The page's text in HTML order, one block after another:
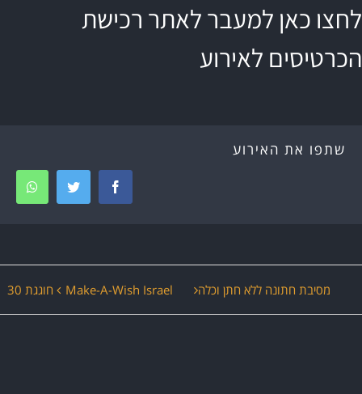
לחצו כאן למעבר לאתר רכישת
הכרטיסים לאירוע
שתפו את האירוע
Facebook
Twitter
ניווט
מסיבת חתונה ללא חתן וכלה Make-A-Wish Israel חוגגת 30